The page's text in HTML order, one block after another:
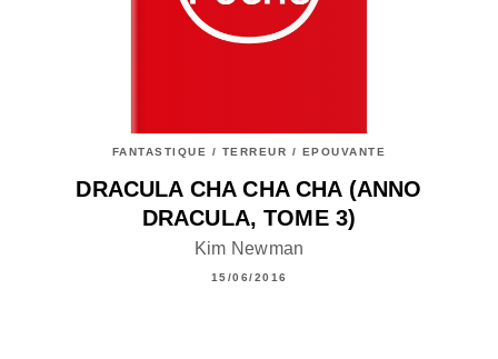
FANTASTIQUE / TERREUR / EPOUVANTE
DRACULA CHA CHA CHA (ANNO
DRACULA, TOME 3)
Kim Newman
15/06/2016